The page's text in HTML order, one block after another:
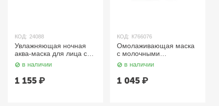
КОД: 24088
Увлажняющая ночная
аква-маска для лица с
пептидами 100 мл
Lebelage
в наличии
1 155₽
КОД: К766076
Омолаживающая маска
с молочными
протеинами Melting
Snow Milky Pack 150 мл
PEKAH
в наличии
1 045₽